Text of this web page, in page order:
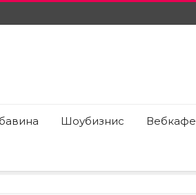
Шоубизнис Вебкафе